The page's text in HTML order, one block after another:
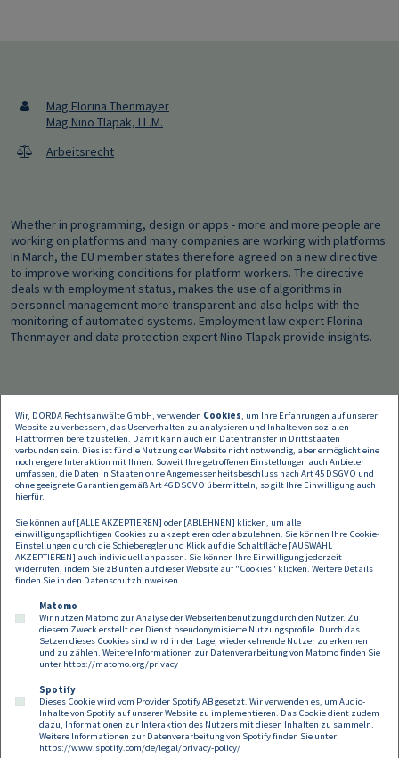
Mag Florina Thenmayer
Mag Nino Tlapak, LL.M.
Arbeitsrecht
Whether in programming, design or apps - more and more people are
working on platforms and many companies are working with platforms.
In March, the EU member states therefore agreed on a new directive
to improve working conditions for platform workers. The directive
deals with employment status, makes the use of algorithms in
personnel management more transparent and also helps with the
monitoring of automated systems. Employment law expert Florina
Thenmayer and data protection expert Nino Tlapak provide insights.
Footer
Kontakt Datenschutz
Impressum
Compliance
Cookies
Wir, DORDA Rechtsanwälte GmbH, verwenden Cookies, um Ihre Erfahrungen auf unserer
Website zu verbessern, das Userverhalten zu analysieren und Inhalte von sozialen
Plattformen bereitzustellen. Damit kann auch ein Datentransfer in Drittstaaten
verbunden sein. Dies ist für die Nutzung der Website nicht notwendig, aber ermöglicht eine
noch engere Interaktion mit Ihnen. Soweit Ihre getroffenen Einstellungen auch Anbieter
umfassen, die Daten in Staaten ohne Angemessenheitsbeschluss nach Art 45 DSGVO und
ohne geeignete Garantien gemäß Art 46 DSGVO übermitteln, so gilt Ihre Einwilligung auch
hierfür.
Sie können auf [ALLE AKZEPTIEREN] oder [ABLEHNEN] klicken, um alle
einwilligungspflichtigen Cookies zu akzeptieren oder abzulehnen. Sie können Ihre Cookie-
Einstellungen durch die Schieberegler und Klick auf die Schaltfläche [AUSWAHL
AKZEPTIEREN] auch individuell anpassen. Sie können Ihre Einwilligung jederzeit
widerrufen, indem Sie zB unten auf dieser Website auf "Cookies" klicken. Weitere Details
finden Sie in den Datenschutzhinweisen.
Matomo
Wir nutzen Matomo zur Analyse der Webseitenbenutzung durch den Nutzer. Zu
diesem Zweck erstellt der Dienst pseudonymisierte Nutzungsprofile. Durch das
Setzen dieses Cookies sind wird in der Lage, wiederkehrende Nutzer zu erkennen
und zu zählen. Weitere Informationen zur Datenverarbeitung von Matomo finden Sie
unter https://matomo.org/privacy
Spotify
Dieses Cookie wird vom Provider Spotify AB gesetzt. Wir verwenden es, um Audio-
Inhalte von Spotify auf unserer Website zu implementieren. Das Cookie dient zudem
dazu, Informationen zur Interaktion des Nutzers mit diesen Inhalten zu sammeln.
Weitere Informationen zur Datenverarbeitung von Spotify finden Sie unter:
https://www.spotify.com/de/legal/privacy-policy/